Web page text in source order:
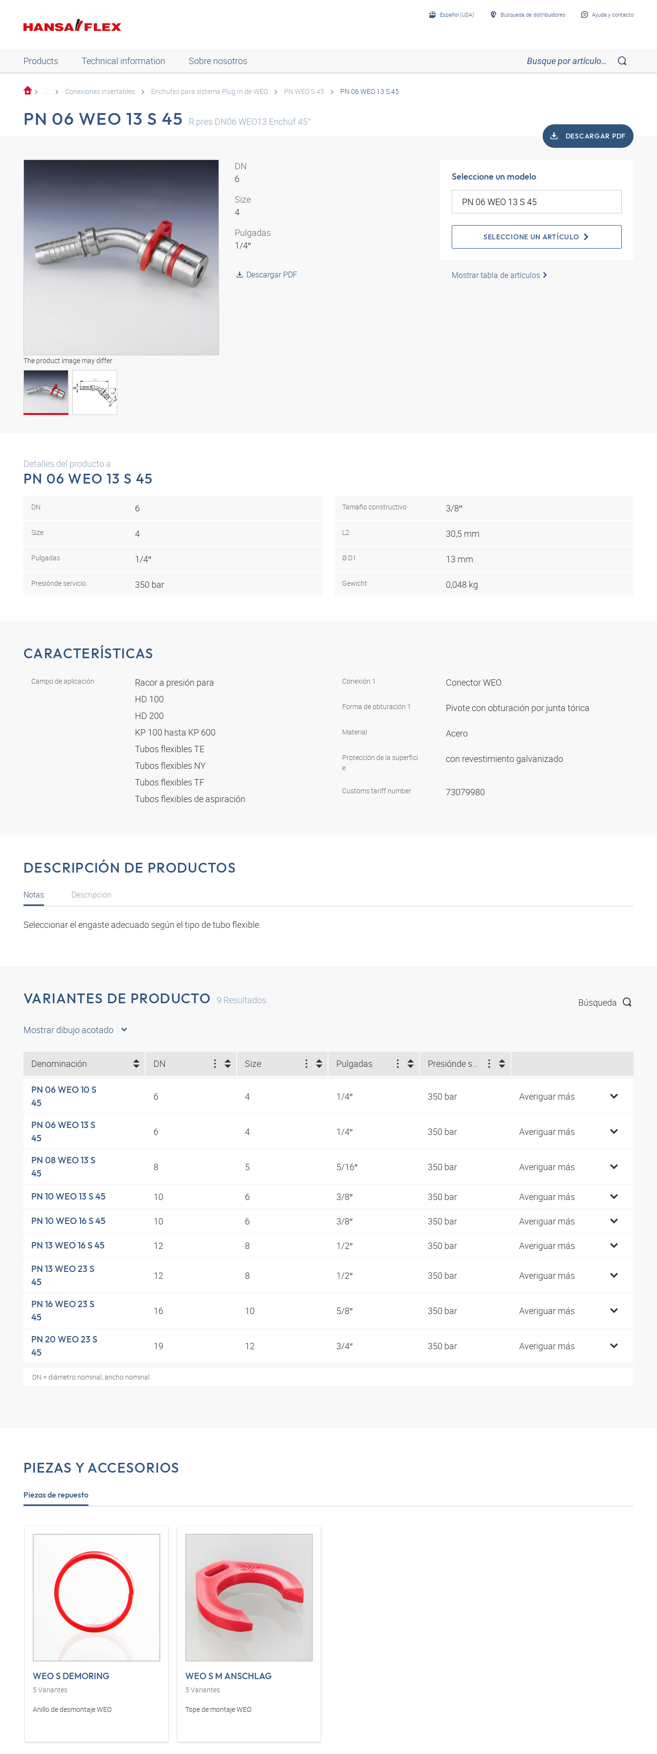
Español (USA) Búsqueda de distribuidores Ayuda y contacto
Products Technical information Sobre nosotros
... Conexiones insertables Enchufes para sistema Plug In de WEO PN WEO S 45 PN 06 WEO 13 S 45
PN 06 WEO 13 S 45 R.pres DN06 WEO13 Enchuf 45°
DESCARGAR PDF
The product image may differ
DN
6
Size
4
Pulgadas
1/4″
Descargar PDF
Seleccione un modelo
SELECCIONE UN ARTÍCULO
Mostrar tabla de artículos
Detalles del producto a
PN 06 WEO 13 S 45
DN 6
Size 4
Pulgadas 1/4″
Presiónde servicio 350 bar
Tamaño constructivo 3/8″
L2 30,5 mm
Ø D1 13 mm
Gewicht 0,048 kg
CARACTERÍSTICAS
Campo de aplicación
Racor a presión para
HD 100
HD 200
KP 100 hasta KP 600
Tubos flexibles TE
Tubos flexibles NY
Tubos flexibles TF
Tubos flexibles de aspiración
Conexión 1 Conector WEO
Forma de obturación 1 Pivote con obturación por junta tórica
Material Acero
Protección de la superfici
e
con revestimiento galvanizado
Customs tariff number 73079980
DESCRIPCIÓN DE PRODUCTOS
Notas
Seleccionar el engaste adecuado según el tipo de tubo flexible.
Descripción
VARIANTES DE PRODUCTO 9 Resultados Búsqueda
Mostrar dibujo acotado
Denominación DN Size Pulgadas Presiónde servicio (bar)
PN 06 WEO 10 S
45
6 4 1/4″ 350 bar Averiguar más
PN 06 WEO 13 S
45
6 4 1/4″ 350 bar Averiguar más
PN 08 WEO 13 S
45
8 5 5/16″ 350 bar Averiguar más
PN 10 WEO 13 S 45 10 6 3/8″ 350 bar Averiguar más
PN 10 WEO 16 S 45 10 6 3/8″ 350 bar Averiguar más
PN 13 WEO 16 S 45 12 8 1/2″ 350 bar Averiguar más
PN 13 WEO 23 S
45
12 8 1/2″ 350 bar Averiguar más
PN 16 WEO 23 S
45
16 10 5/8″ 350 bar Averiguar más
PN 20 WEO 23 S
45
19 12 3/4″ 350 bar Averiguar más
DN = diámetro nominal, ancho nominal
PIEZAS Y ACCESORIOS
Piezas de repuesto
WEO S DEMORING
5 Variantes
Anillo de desmontaje WEO
WEO S M ANSCHLAG
5 Variantes
Tope de montaje WEO